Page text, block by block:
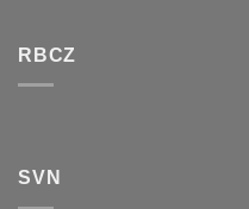
RBCZ
SVN